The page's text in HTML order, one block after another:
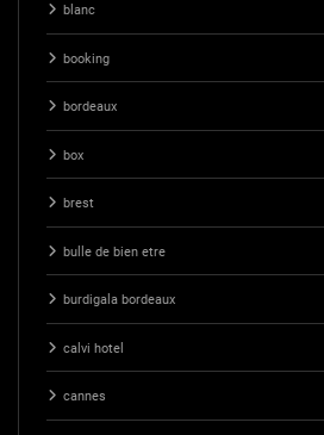
blanc
booking
bordeaux
box
brest
bulle de bien etre
burdigala bordeaux
calvi hotel
cannes